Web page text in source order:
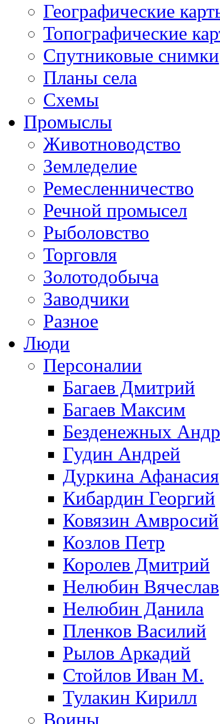
Географические
Топографические
Спутниковые снимки
Планы села
Схемы
Промыслы
Животноводство
Земледелие
Ремесленничество
Речной промысел
Рыболовство
Торговля
Золотодобыча
Заводчики
Разное
Люди
Персоналии
Багаев Дмитрий
Багаев Максим
Безденежных
Гудин Андрей
Дуркина Афанасия
Кибардин Георгий
Ковязин Амвросий
Козлов Петр
Королев Дмитрий
Нелюбин Вячеслав
Нелюбин Данила
Пленков Василий
Рылов Аркадий
Стойлов Иван М.
Тулакин Кирилл
Воины